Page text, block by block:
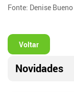
Fonte: Denise
Voltar
Novidades